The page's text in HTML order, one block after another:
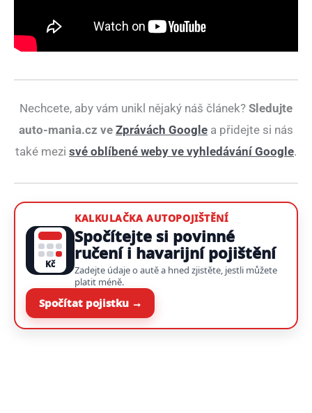
Nechcete, aby vám unikl nějaký náš článek? Sledujte
auto-mania.cz ve Zprávách Google a přidejte si nás
také mezi své oblíbené weby ve vyhledávání Google.
Kč
KALKULAČKA AUTOPOJIŠTĚNÍ
Spočítejte si povinné
ručení i havarijní pojištění
Zadejte údaje o autě a hned zjistěte, jestli můžete
platit méně.
Spočítat pojistku →